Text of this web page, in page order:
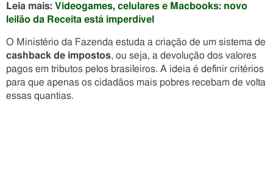
Leia mais: Videogames, celulares e Macbooks: novo
leilão da Receita está imperdível
O Ministério da Fazenda estuda a criação de um sistema de
cashback de impostos, ou seja, a devolução dos valores
pagos em tributos pelos brasileiros. A ideia é definir critérios
para que apenas os cidadãos mais pobres recebam de volta
essas quantias.